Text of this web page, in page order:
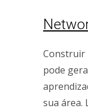
Construir
pode
sua área.